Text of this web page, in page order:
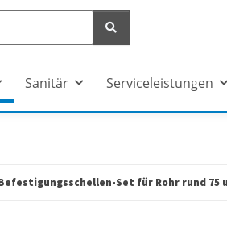
Sanitär Serviceleistungen
Befestigungsschellen-Set für Rohr rund 75